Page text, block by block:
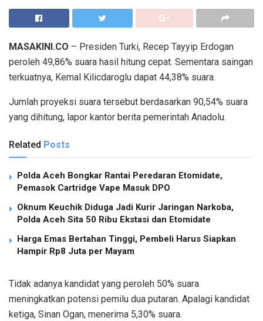
MASAKINI.CO – Presiden Turki, Recep Tayyip Erdogan
peroleh 49,86% suara hasil hitung cepat. Sementara saingan
terkuatnya, Kemal Kilicdaroglu dapat 44,38% suara.
Jumlah proyeksi suara tersebut berdasarkan 90,54% suara
yang dihitung, lapor kantor berita pemerintah Anadolu.
Related Posts
Polda Aceh Bongkar Rantai Peredaran Etomidate,
Pemasok Cartridge Vape Masuk DPO
Oknum Keuchik Diduga Jadi Kurir Jaringan Narkoba,
Polda Aceh Sita 50 Ribu Ekstasi dan Etomidate
Harga Emas Bertahan Tinggi, Pembeli Harus Siapkan
Hampir Rp8 Juta per Mayam
Tidak adanya kandidat yang peroleh 50% suara
meningkatkan potensi pemilu dua putaran. Apalagi kandidat
ketiga, Sinan Ogan, menerima 5,30% suara.